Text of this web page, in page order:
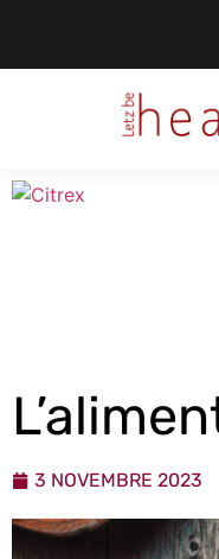
3 NOVEMBRE 2023